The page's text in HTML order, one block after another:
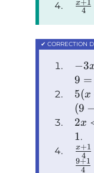
4
x+1
−3
9 =
5(x
(9 −
2x
1.
4
x+1
4
9+1